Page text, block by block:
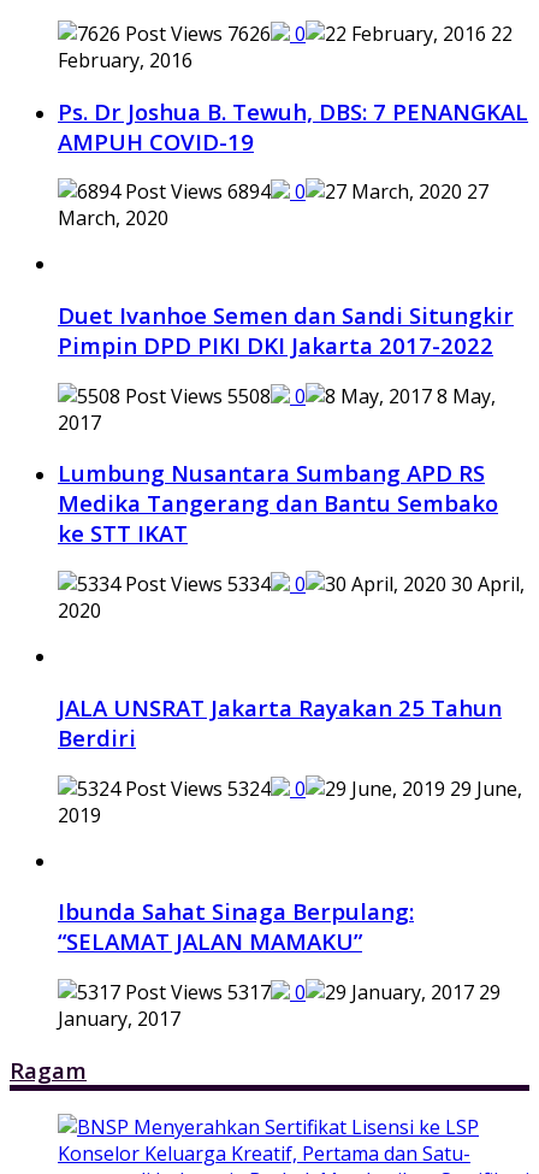
7626 0
22
February, 2016
Ps. Dr Joshua B. Tewuh, DBS: 7 PENANGKAL
AMPUH COVID-19
6894 0
27
March, 2020
Duet Ivanhoe Semen dan Sandi Situngkir
Pimpin DPD PIKI DKI Jakarta 2017-2022
5508 0
8 May,
2017
Lumbung Nusantara Sumbang APD RS
Medika Tangerang dan Bantu Sembako
ke STT IKAT
5334 0
30 April,
2020
JALA UNSRAT Jakarta Rayakan 25 Tahun
Berdiri
5324 0
29 June,
2019
Ibunda Sahat Sinaga Berpulang:
“SELAMAT JALAN MAMAKU”
5317 0
29
January, 2017
Ragam